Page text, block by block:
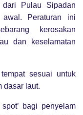
dari Pulau Sipadan
Peraturan ini
kerosakan
dan keselamatan
sesuai untuk
dasar laut.
bagi penyelam